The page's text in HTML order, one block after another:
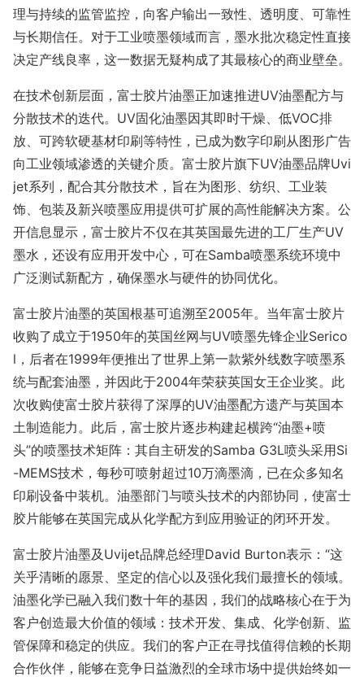
理与持续的监管监控，向客户输出一致性、透明度、可靠性
与长期信任。对于工业喷墨领域而言，墨水批次稳定性直接
决定产线良率，这一数据无疑构成了其最核心的商业壁垒。
在技术创新层面，富士胶片油墨正加速推进UV油墨配方与
分散技术的迭代。UV固化油墨因其即时干燥、低VOC排
放、可跨软硬基材印刷等特性，已成为数字印刷从图形广告
向工业领域渗透的关键介质。富士胶片旗下UV油墨品牌Uvi
jet系列，配合其分散技术，旨在为图形、纺织、工业装
饰、包装及新兴喷墨应用提供可扩展的高性能解决方案。公
开信息显示，富士胶片不仅在其英国最先进的工厂生产UV
墨水，还设有应用开发中心，可在Samba喷墨系统环境中
广泛测试新配方，确保墨水与硬件的协同优化。
富士胶片油墨的英国根基可追溯至2005年。当年富士胶片
收购了成立于1950年的英国丝网与UV喷墨先锋企业Serico
l，后者在1999年便推出了世界上第一款紫外线数字喷墨系
统与配套油墨，并因此于2004年荣获英国女王企业奖。此
次收购使富士胶片获得了深厚的UV油墨配方遗产与英国本
土制造能力。此后，富士胶片逐步构建起横跨“油墨+喷
头”的喷墨技术矩阵：其自主研发的Samba G3L喷头采用Si
-MEMS技术，每秒可喷射超过10万滴墨滴，已在众多知名
印刷设备中装机。油墨部门与喷头技术的内部协同，使富士
胶片能够在英国完成从化学配方到应用验证的闭环开发。
富士胶片油墨及Uvijet品牌总经理David Burton表示：“这
关乎清晰的愿景、坚定的信心以及强化我们最擅长的领域。
油墨化学已融入我们数十年的基因，我们的战略核心在于为
客户创造最大价值的领域：技术开发、集成、化学创新、监
管保障和稳定的供应。我们的客户正在寻找值得信赖的长期
合作伙伴，能够在竞争日益激烈的全球市场中提供始终如一